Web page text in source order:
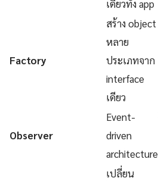
เดียวทั้ง app
Factory
สร้าง object
หลาย
ประเภทจาก
interface
เดียว
Observer
Event-
driven
architecture
เปลี่ยน